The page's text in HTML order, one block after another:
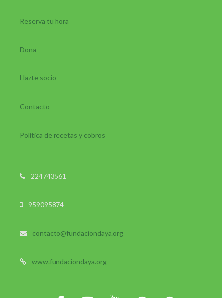
Reserva tu hora
Dona
Hazte socio
Contacto
Política de recetas y cobros
224743561
959095874
contacto@fundaciondaya.org
www.fundaciondaya.org